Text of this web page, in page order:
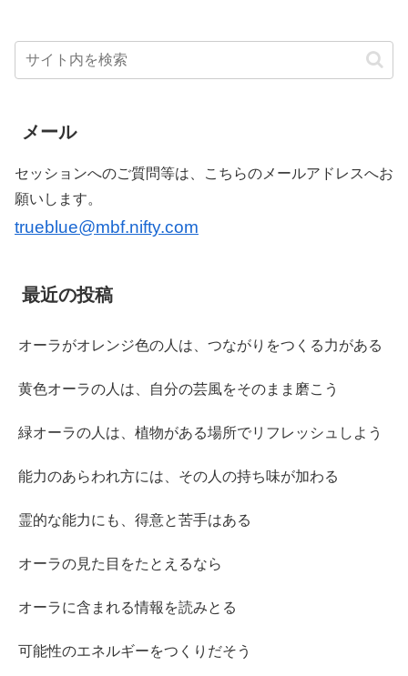
メール
セッションへのご質問等は、こちらのメールアドレスへお
願いします。
trueblue@mbf.nifty.com
最近の投稿
オーラがオレンジ色の人は、つながりをつくる力がある
黄色オーラの人は、自分の芸風をそのまま磨こう
緑オーラの人は、植物がある場所でリフレッシュしよう
能力のあらわれ方には、その人の持ち味が加わる
霊的な能力にも、得意と苦手はある
オーラの見た目をたとえるなら
オーラに含まれる情報を読みとる
可能性のエネルギーをつくりだそう